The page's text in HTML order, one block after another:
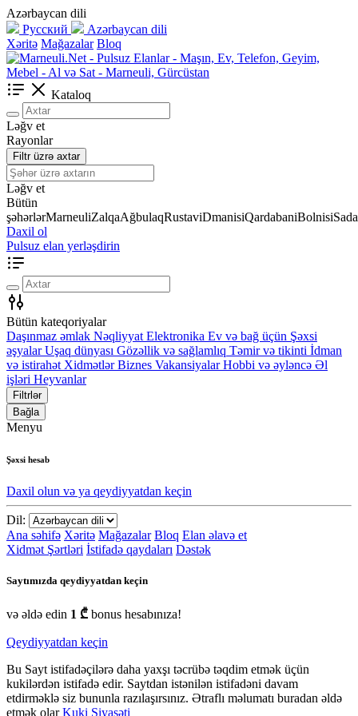
Azərbaycan dili
Русский
Azərbaycan dili
Xəritə Mağazalar Bloq
Kataloq
Ləğv et
Rayonlar
Filtr üzrə axtar
Ləğv et
Bütün
şəhərlərMarneuliZalqaAğbulaqRustaviDmanisiQardabaniBolnisi
Daxil ol
Pulsuz elan yerləşdirin
Bütün kateqoriyalar
Daşınmaz əmlak Nəqliyyat Elektronika Ev və bağ üçün Şəxsi
əşyalar Uşaq dünyası Gözəllik və sağlamlıq Təmir və tikinti İdman
və istirahət Xidmətlər Biznes Vakansiyalar Hobbi və əyləncə Əl
işləri Heyvanlar
Filtrlər
Bağla
Menyu
Şəxsi hesab
Daxil olun və ya qeydiyyatdan keçin
Dil:
Ana səhifə Xəritə Mağazalar Bloq Elan əlavə et
Xidmət Şərtləri İstifadə qaydaları Dəstək
Saytımızda qeydiyyatdan keçin
və əldə edin 1 ₾ bonus hesabınıza!
Qeydiyyatdan keçin
Bu Sayt istifadəçilərə daha yaxşı təcrübə təqdim etmək üçün
kukilərdən istifadə edir. Saytdan istənilən istifadəni davam
etdirməklə siz bununla razılaşırsınız. Ətraflı məlumatı buradan əldə
etmək olarKuki Siyasəti